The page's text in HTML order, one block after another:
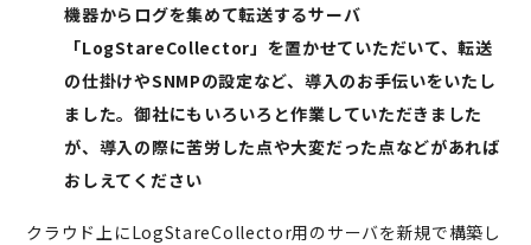
機器からログを集めて転送するサーバ
「LogStareCollector」を置かせていただいて、転送
の仕掛けやSNMPの設定など、導入のお手伝いをいたし
ました。御社にもいろいろと作業していただきました
が、導入の際に苦労した点や大変だった点などがあれば
おしえてください
クラウド上にLogStareCollector用のサーバを新規で構築し